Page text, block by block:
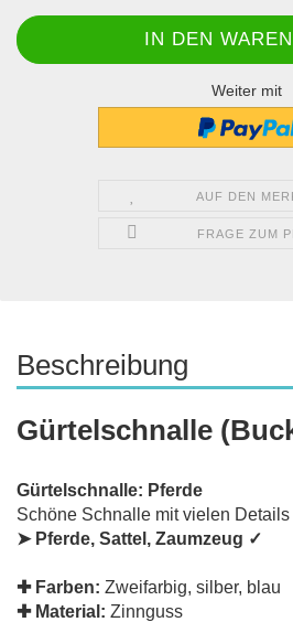
Weiter mit
AUF DEN
FRAGE ZUM
Beschreibung
Gürtelschnalle
Gürtelschnalle: Pferde
Schöne Schnalle mit vielen Details
➤ Pferde, Sattel, Zaumzeug ✓
✚ Farben: Zweifarbig, silber, blau
✚ Material: Zinnguss